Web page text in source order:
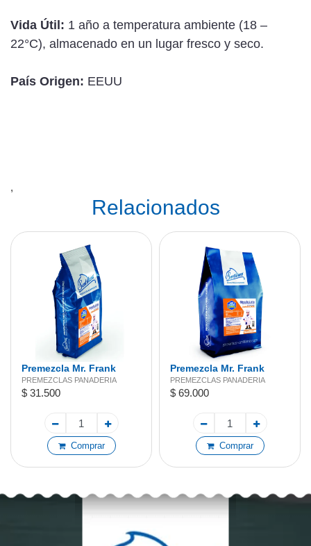
Vida Útil: 1 año a temperatura ambiente (18 –
22°C), almacenado en un lugar fresco y seco.
País Origen: EEUU
,
Relacionados
Premezcla Mr. Frank
Zanahoria 2kg
PREMEZCLAS PANADERIA
$ 31.500
Comprar
Premezcla Mr. Frank
Zanahoria 5kg
PREMEZCLAS PANADERIA
$ 69.000
Comprar